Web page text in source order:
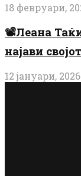
18 февруари,
📽️Леана
најави
12 јануари, 2026